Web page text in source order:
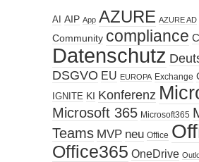
AI AIP App AZURE AZURE AD
Community compliance
Datenschutz
DSGVO EU EUROPA Exchange
IGNITE KI Konferenz
Microsoft 365 Microsoft365
Teams MVP neu Office
Office365 OneDrive